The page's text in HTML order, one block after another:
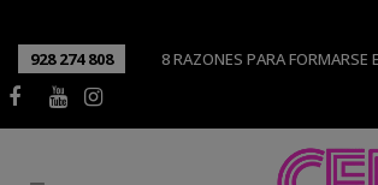
928 274 808 8 RAZONES PARA FORMARSE